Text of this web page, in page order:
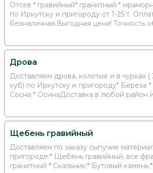
Отсев * гравийный* гранитный *
по Иркутску и пригороду от 1-25 т.
безналичная.Выгодная цена! Точность
Дрова
Доставляем дрова, колотые и в чурках (
куб) по Иркутску и пригороду* Береза
Сосна * ОсинаДоставка в любой район
пригорода.Оплата по фактуНаличный
Щебень гравийный
Доставляем по заказу сыпучие материалы в
пригороде:* Щебень гравийный, все
гранитный * Скальник;* Бутовый